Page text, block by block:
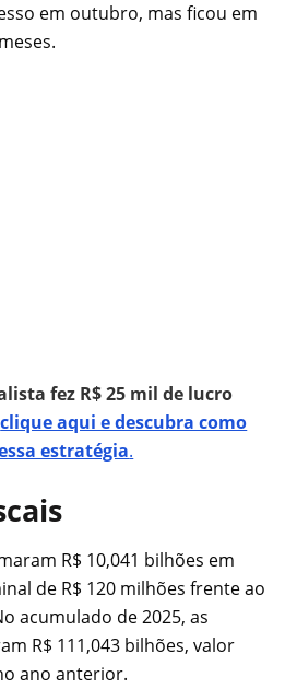
em outubro, mas ficou em
fez R$ 25 mil de lucro
clique aqui e descubra como
estratégia.
R$ 10,041 bilhões em
de R$ 120 milhões frente ao
acumulado de 2025, as
R$ 111,043 bilhões, valor
ano anterior.